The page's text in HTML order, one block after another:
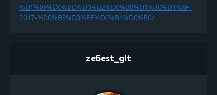
%D1%8F%D0%BD%D0%B2%D0%B0%D1%80%D1%8F-
2017-%D0%B3%D0%BE%D0%B4%D0%B0/
ze6est_glt